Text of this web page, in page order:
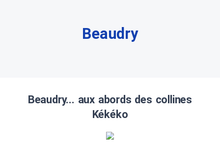
Beaudry
Beaudry... aux abords des collines
Kékéko